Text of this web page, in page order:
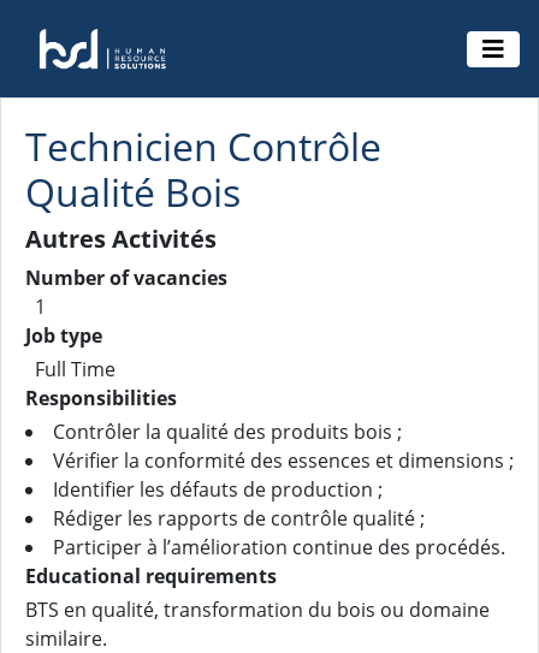
Technicien Contrôle
Qualité Bois
Autres Activités
Number of vacancies
1
Job type
Full Time
Responsibilities
Contrôler la qualité des produits bois ;
Vérifier la conformité des essences et dimensions ;
Identifier les défauts de production ;
Rédiger les rapports de contrôle qualité ;
Participer à l’amélioration continue des procédés.
Educational requirements
BTS en qualité, transformation du bois ou domaine
similaire.